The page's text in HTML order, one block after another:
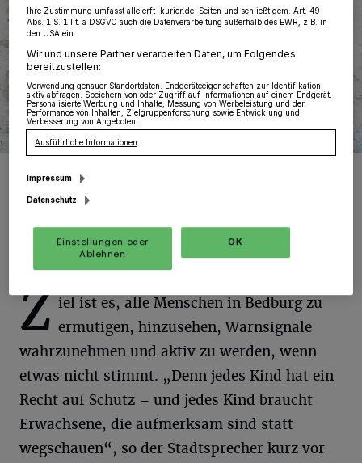
Sorge, dass ihnen niemand glauben könnte.
Foto: pixabay
Z iel ist es, alle Menschen in Bedburg zu
ermutigen, hinzusehen, Warnsignale
wahrzunehmen und aktiv zu werden, wenn
etwas nicht stimmt. „Denn jedes Kind hat ein
Recht auf Schutz – und jedes Kind braucht
Erwachsene, die aufmerksam sind statt
wegschauen“, so der Stadtsprecher kurz vor
Ihre Zustimmung umfasst alle erft-kurier.de-Seiten und schließt gem. Art. 49
Abs. 1 S. 1 lit. a DSGVO auch die Datenverarbeitung außerhalb des EWR, z.B. in
den USA ein.
Wir und unsere Partner verarbeiten Daten, um Folgendes
bereitzustellen:
Verwendung genauer Standortdaten. Endgeräteeigenschaften zur Identifikation
aktiv abfragen. Speichern von oder Zugriff auf Informationen auf einem Endgerät.
Personalisierte Werbung und Inhalte, Messung von Werbeleistung und der
Performance von Inhalten, Zielgruppenforschung sowie Entwicklung und
Verbesserung von Angeboten.
Ausführliche Informationen
Impressum
Datenschutz
Einstellungen oder
Ablehnen
OK